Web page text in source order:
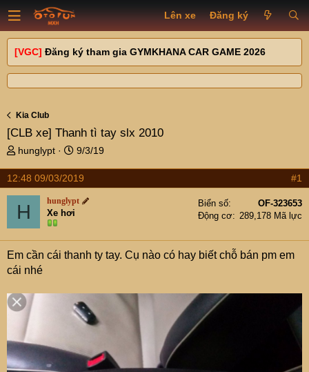
Lên xe Đăng ký
[VGC] Đăng ký tham gia GYMKHANA CAR GAME 2026
Kia Club
[CLB xe] Thanh tì tay slx 2010
T
r
e
d
s
t
a
r
e
r
hunglypt
N
à
y
g
9/3/19
12:48 09/03/2019 #1
H hunglypt
Xe hơi
Biển số
OF-323653
Động cơ
289,178 Mã lực
Em cần cái thanh ty tay. Cụ nào có hay biết chỗ bán pm em
cái nhé